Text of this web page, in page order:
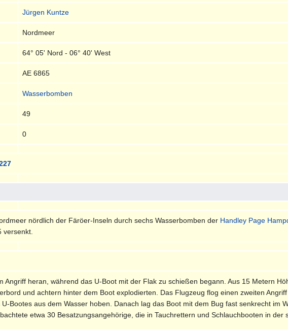
Jürgen Kuntze
Nordmeer
64° 05' Nord - 06° 40' West
AE 6865
Wasserbomben
49
0
nördlich der Färöer-Inseln durch sechs Wasserbomben der Handley Page
versenkt.
Angriff heran, während das U-Boot mit der Flak zu schießen begann. Aus 15 Metern
und achtern hinter dem Boot explodierten. Das Flugzeug flog einen zweiten
Bootes aus dem Wasser hoben. Danach lag das Boot mit dem Bug fast senkrecht im
etwa 30 Besatzungsangehörige, die in Tauchrettern und Schlauchbooten in der